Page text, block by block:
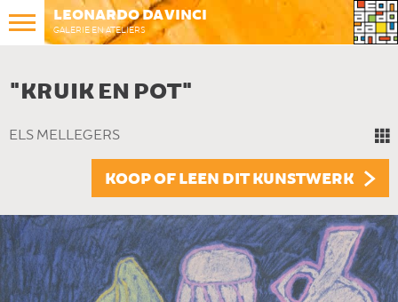
LEONARDO DA VINCI
GALERIE EN ATELIERS
"KRUIK EN POT"
ELS MELLEGERS
KOOP OF LEEN DIT KUNSTWERK